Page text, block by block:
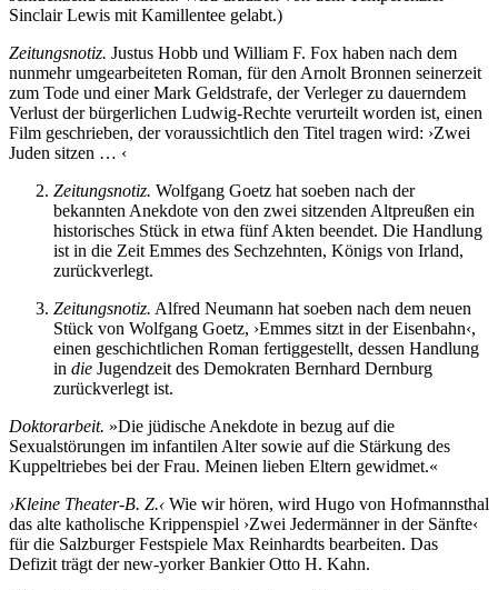
Sinclair Lewis mit Kamillentee gelabt.)
Zeitungsnotiz. Justus Hobb und William F. Fox haben nach dem
nunmehr umgearbeiteten Roman, für den Arnolt Bronnen seinerzeit
zum Tode und einer Mark Geldstrafe, der Verleger zu dauerndem
Verlust der bürgerlichen Ludwig-Rechte verurteilt worden ist, einen
Film geschrieben, der voraussichtlich den Titel tragen wird: ›Zwei
Juden sitzen … ‹
Zeitungsnotiz. Wolfgang Goetz hat soeben nach der
bekannten Anekdote von den zwei sitzenden Altpreußen ein
historisches Stück in etwa fünf Akten beendet. Die Handlung
ist in die Zeit Emmes des Sechzehnten, Königs von Irland,
zurückverlegt.
Zeitungsnotiz. Alfred Neumann hat soeben nach dem neuen
Stück von Wolfgang Goetz, ›Emmes sitzt in der Eisenbahn‹,
einen geschichtlichen Roman fertiggestellt, dessen Handlung
in die Jugendzeit des Demokraten Bernhard Dernburg
zurückverlegt ist.
Doktorarbeit. »Die jüdische Anekdote in bezug auf die
Sexualstörungen im infantilen Alter sowie auf die Stärkung des
Kuppeltriebes bei der Frau. Meinen lieben Eltern gewidmet.«
›Kleine Theater-B. Z.‹ Wie wir hören, wird Hugo von Hofmannsthal
das alte katholische Krippenspiel ›Zwei Jedermänner in der Sänfte‹
für die Salzburger Festspiele Max Reinhardts bearbeiten. Das
Defizit trägt der new-yorker Bankier Otto H. Kahn.